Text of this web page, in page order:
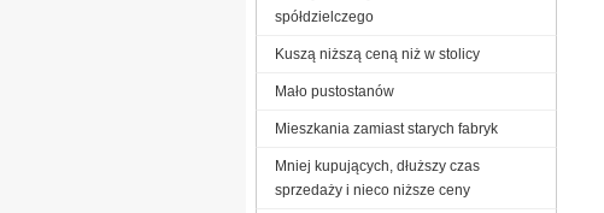
spółdzielczego
Kuszą niższą ceną niż w stolicy
Mało pustostanów
Mieszkania zamiast starych fabryk
Mniej kupujących, dłuższy czas
sprzedaży i nieco niższe ceny